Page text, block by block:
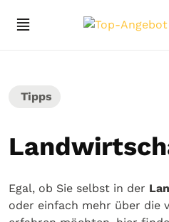
Tipps
Egal, ob Sie selbst in der
oder einfach mehr über die